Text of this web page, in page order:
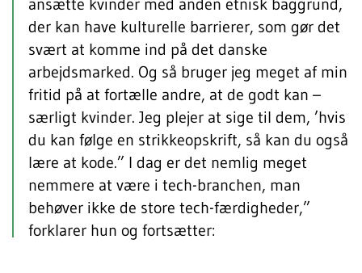
der kan have kulturelle barrierer, som gør det
svært at komme ind på det danske
arbejdsmarked. Og så bruger jeg meget af min
fritid på at fortælle andre, at de godt kan –
særligt kvinder. Jeg plejer at sige til dem, ’hvis
du kan følge en strikkeopskrift, så kan du også
lære at kode.” I dag er det nemlig meget
nemmere at være i tech-branchen, man
behøver ikke de store tech-færdigheder,”
forklarer hun og fortsætter: